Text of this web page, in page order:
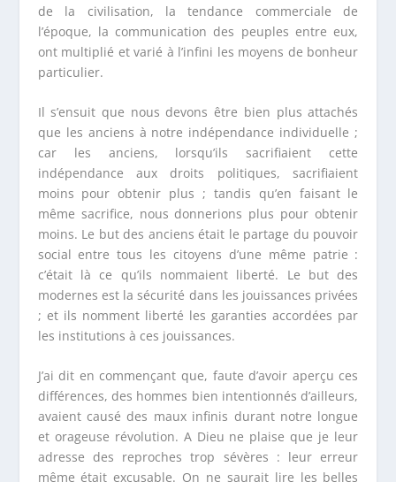
de la civilisation, la tendance commerciale de
l’époque, la communication des peuples entre eux,
ont multiplié et varié à l’infini les moyens de bonheur
particulier.
Il s’ensuit que nous devons être bien plus attachés
que les anciens à notre indépendance individuelle ;
car les anciens, lorsqu’ils sacrifiaient cette
indépendance aux droits politiques, sacrifiaient
moins pour obtenir plus ; tandis qu’en faisant le
même sacrifice, nous donnerions plus pour obtenir
moins. Le but des anciens était le partage du pouvoir
social entre tous les citoyens d’une même patrie :
c’était là ce qu’ils nommaient liberté. Le but des
modernes est la sécurité dans les jouissances privées
; et ils nomment liberté les garanties accordées par
les institutions à ces jouissances.
J’ai dit en commençant que, faute d’avoir aperçu ces
différences, des hommes bien intentionnés d’ailleurs,
avaient causé des maux infinis durant notre longue
et orageuse révolution. A Dieu ne plaise que je leur
adresse des reproches trop sévères : leur erreur
même était excusable. On ne saurait lire les belles